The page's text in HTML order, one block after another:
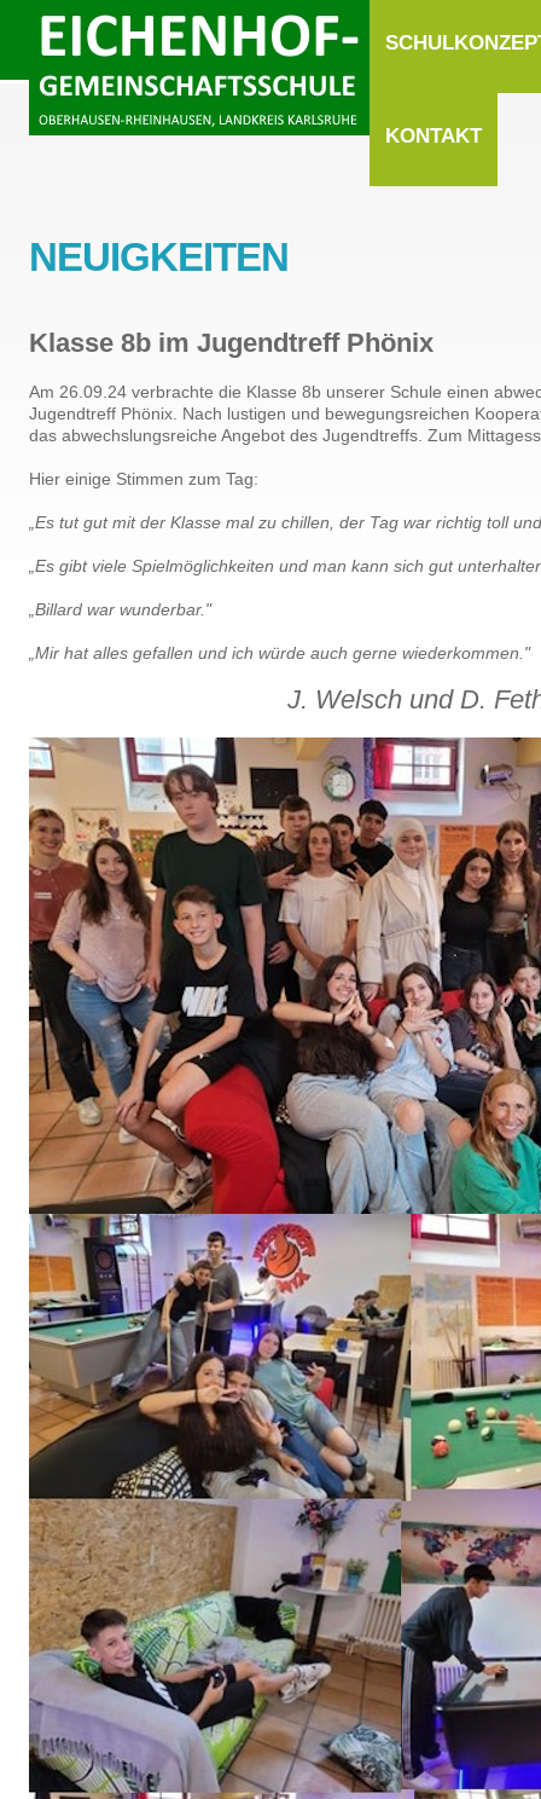
KONTAKT
NEUIGKEITEN
Klasse 8b im Jugendtreff Phönix
Am 26.09.24 verbrachte die Klasse 8b unserer Schule einen
Jugendtreff Phönix. Nach lustigen und bewegungsreichen
das abwechslungsreiche Angebot des Jugendtreffs. Zum
Hier einige Stimmen zum Tag:
„Es tut gut mit der Klasse mal zu chillen, der Tag war richtig toll
„Es gibt viele Spielmöglichkeiten und man kann sich gut
„Billard war wunderbar."
„Mir hat alles gefallen und ich würde auch gerne wiederkommen."
J. Welsch und D.